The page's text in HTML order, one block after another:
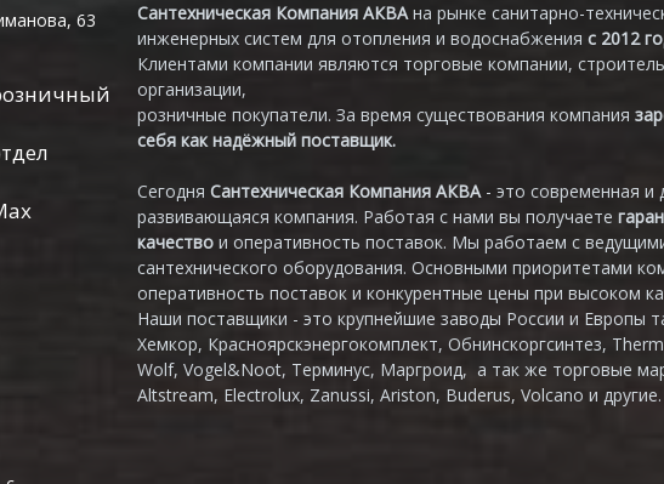
63
Сантехническая Компания АКВАна рынке санитарно-
инженерных систем для отопления и водоснабжения с 2012
Клиентами компании являются торговые компании,
организации,
розничные покупатели. За время существования компания
себя как надёжный поставщик.
Сегодня Сантехническая Компания АКВА - это современная и
развивающаяся компания. Работая с нами вы получаете
качество и оперативность поставок. Мы работаем с
сантехнического оборудования. Основными приоритетами
оперативность поставок и конкурентные цены при высоком
Наши поставщики - это крупнейшие заводы России и Европы
Хемкор, Красноярскэнергокомплект, Обнинскоргсинтез,
Wolf, Vogel&Noot, Терминус, Маргроид, а так же торговые
Altstream, Electrolux, Zanussi, Ariston, Buderus, Volcano и другие.